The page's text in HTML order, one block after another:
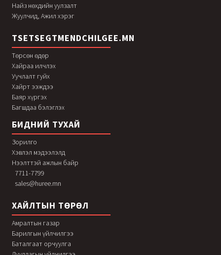
Найз нөхдийн уулзалт
Жуулчид, Ажил хэрэг
TSETSEGTMENDCHILGEE.MN
Төрсөн өдөр
Хайраа илчлэх
Уучлалт гуйх
Хайрт ээждээ
Баяр хүргэх
Багшдаа бэлэглэх
БИДНИЙ ТУХАЙ
Зорилго
Хэвлэл мэдээлэлд
Нээлттэй ажлын байр
7711-7799
sales@huree.mn
ХАЙЛТЫН ТӨРӨЛ
Амралтын газар
Барилгын үйлчилгээ
Баталгаат орчуулга